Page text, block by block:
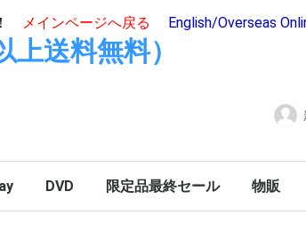
メインページへ戻る English/Overseas
送料無料）
DVD 限定品最終セール 物販